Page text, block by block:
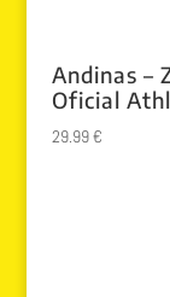
Andinas –
Oficial
29.99€